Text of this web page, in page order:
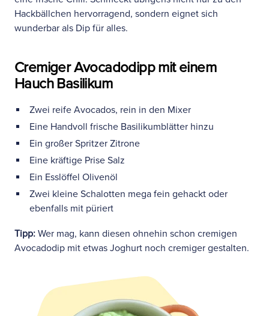
Hackbällchen hervorragend, sondern eignet sich
wunderbar als Dip für alles.
Cremiger Avocadodipp mit einem
Hauch Basilikum
Zwei reife Avocados, rein in den Mixer
Eine Handvoll frische Basilikumblätter hinzu
Ein großer Spritzer Zitrone
Eine kräftige Prise Salz
Ein Esslöffel Olivenöl
Zwei kleine Schalotten mega fein gehackt oder
ebenfalls mit püriert
Tipp: Wer mag, kann diesen ohnehin schon cremigen
Avocadodip mit etwas Joghurt noch cremiger gestalten.